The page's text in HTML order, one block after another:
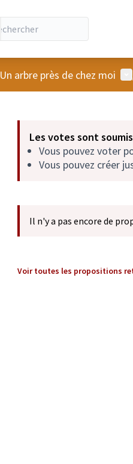
Un arbre près de chez moi
Les votes sont
Vous pouvez voter
Vous pouvez créer
Il n'y a pas encore de
Voir toutes les propositions